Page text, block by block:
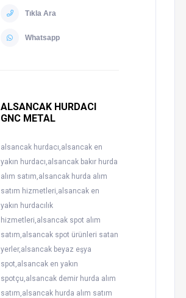
Tıkla Ara
Whatsapp
ALSANCAK HURDACI
GNC METAL
alsancak hurdacı,alsancak en
yakın hurdacı,alsancak bakır hurda
alım satım,alsancak hurda alım
satım hizmetleri,alsancak en
yakın hurdacılık
hizmetleri,alsancak spot alım
satım,alsancak spot ürünleri satan
yerler,alsancak beyaz eşya
spot,alsancak en yakın
spotçu,alsancak demir hurda alım
satım,alsancak hurda alım satım